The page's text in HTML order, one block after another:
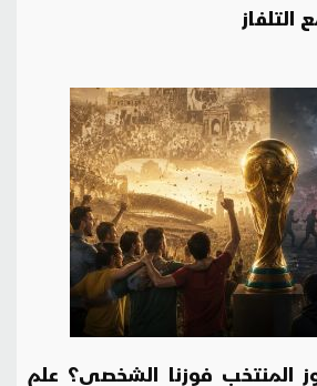
المنتخب فوزنا الشخصي؟ علم